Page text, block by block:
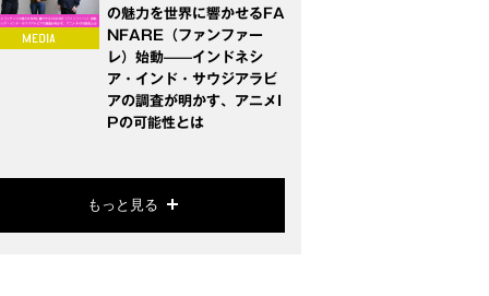
の魅力を世界に響かせるFA
NFARE（ファンファー
レ）始動——インドネシ
ア・インド・サウジアラビ
アの調査が明かす、アニメI
Pの可能性とは
もっと見る